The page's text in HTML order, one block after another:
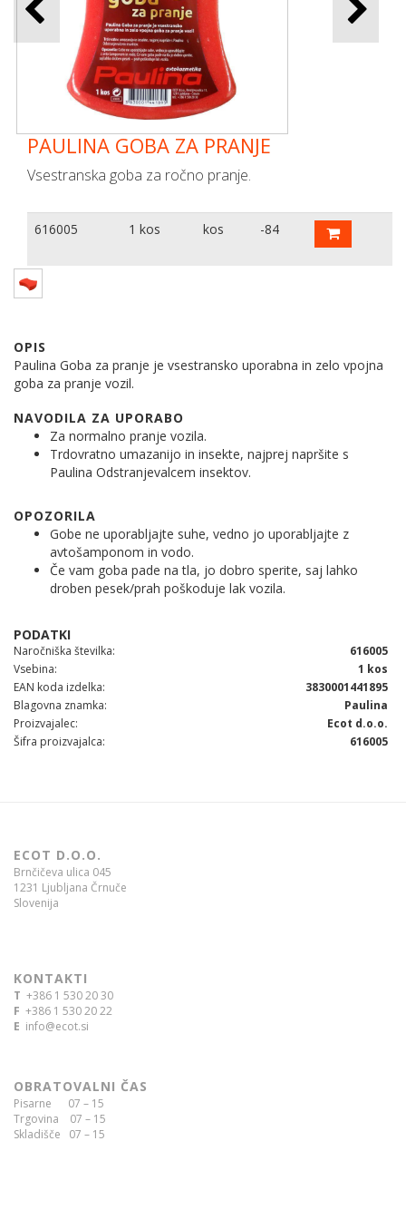
PAULINA GOBA ZA PRANJE
Vsestranska goba za ročno pranje.
616005 1 kos kos -84
OPIS
Paulina Goba za pranje je vsestransko uporabna in zelo vpojna
goba za pranje vozil.
NAVODILA ZA UPORABO
Za normalno pranje vozila.
Trdovratno umazanijo in insekte, najprej napršite s
Paulina Odstranjevalcem insektov.
OPOZORILA
Gobe ne uporabljajte suhe, vedno jo uporabljajte z
avtošamponom in vodo.
Če vam goba pade na tla, jo dobro sperite, saj lahko
droben pesek/prah poškoduje lak vozila.
Naročniška številka
616005
Vsebina
1 kos
EAN koda izdelka
3830001441895
Blagovna znamka
Paulina
Proizvajalec
Ecot d.o.o.
Šifra proizvajalca
616005
ECOT D.O.O.
Brnčičeva ulica 045
1231 Ljubljana Črnuče
Slovenija
KONTAKTI
T +386 1 530 20 30
F +386 1 530 20 22
E info@ecot.si
OBRATOVALNI ČAS
Pisarne 07 – 15
Trgovina 07 – 15
Skladišče 07 – 15